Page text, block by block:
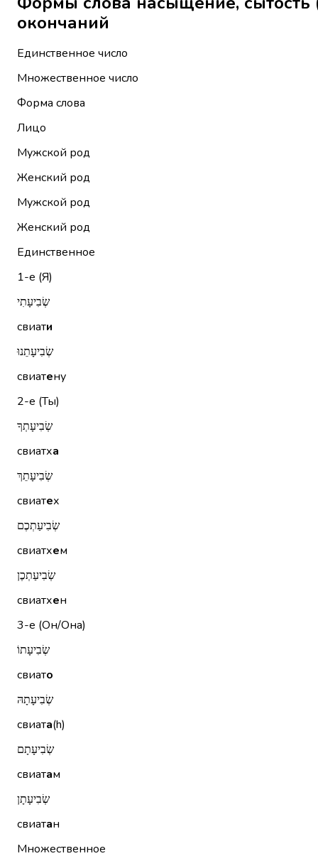
окончаний
Единственное число
Множественное число
Форма слова
Лицо
Мужской род
Женский род
Мужской род
Женский род
Единственное
1-е (Я)
שְׂבִיעָתִי
свиати
שְׂבִיעָתֵנוּ
свиатену
2-е (Ты)
שְׂבִיעָתְךָ
свиатха
שְׂבִיעָתֵךְ
свиатех
שְׂבִיעַתְכֶם
свиатхем
שְׂבִיעַתְכֶן
свиатхен
3-е (Он/Она)
שְׂבִיעָתוֹ
свиато
שְׂבִיעָתָהּ
свиата(h)
שְׂבִיעָתָם
свиатам
שְׂבִיעָתָן
свиатан
Множественное